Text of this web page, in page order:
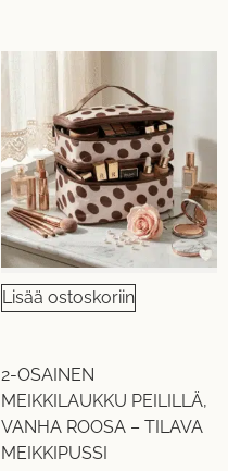
Lisää ostoskoriin
2-OSAINEN
MEIKKILAUKKU PEILILLÄ,
VANHA ROOSA – TILAVA
MEIKKIPUSSI